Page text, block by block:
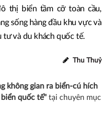
thị biển tầm cỡ toàn cầu,
sống hàng đầu khu vực và
tư và du khách quốc tế.
Thu Thuỷ
không gian ra biển-cú hích
quốc tế" tại chuyên mục